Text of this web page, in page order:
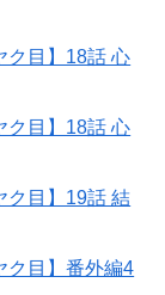
ク目】18話 心
ク目】18話 心
ク目】19話 結
ク目】番外編4